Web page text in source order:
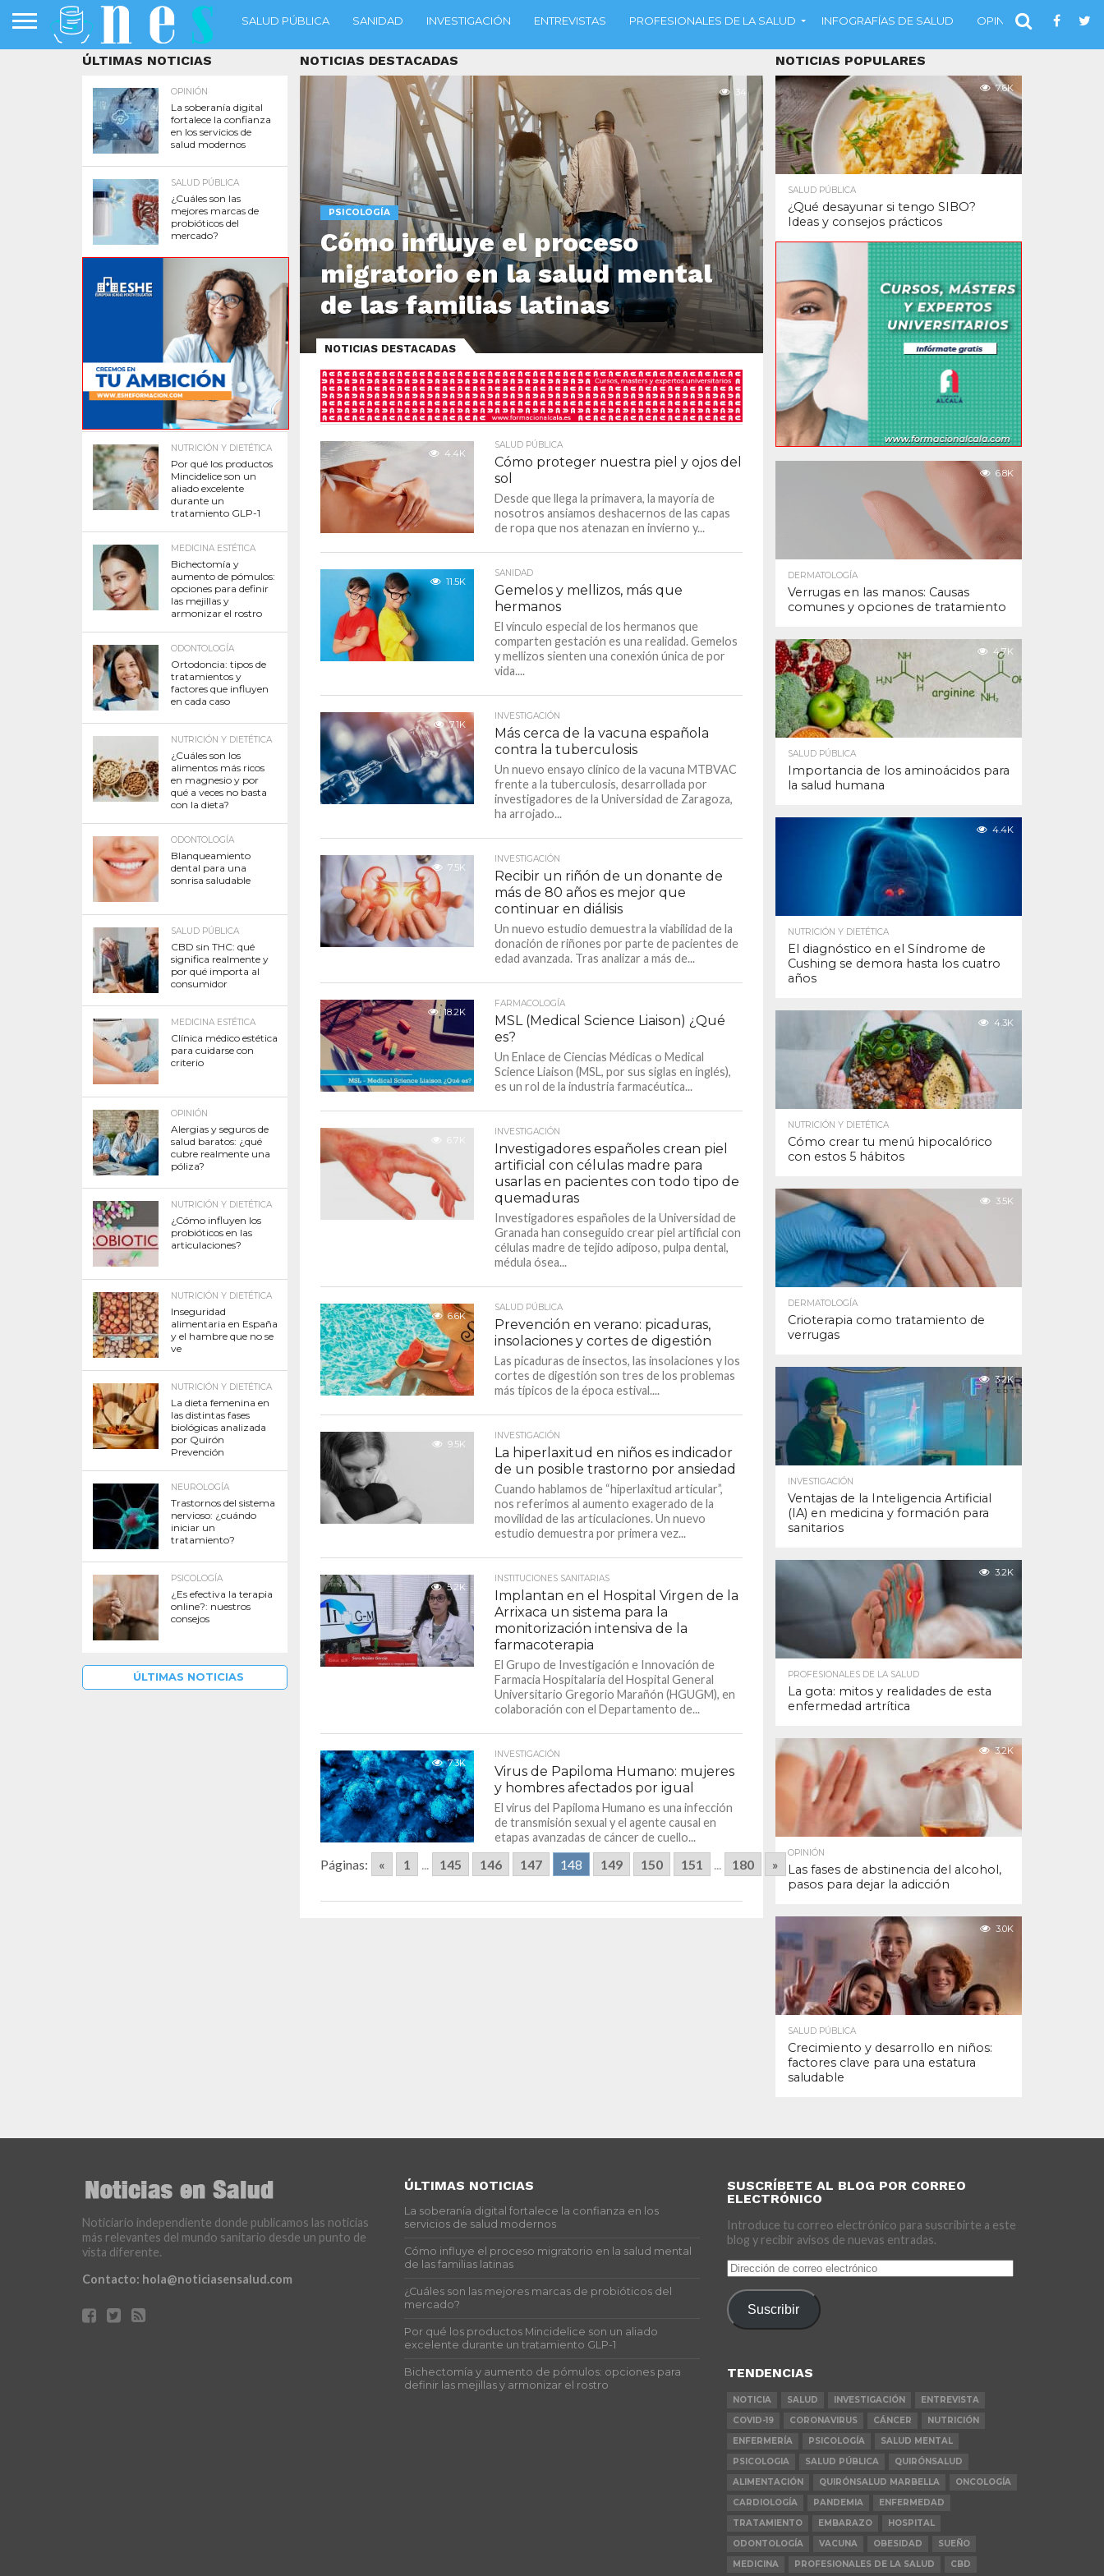
SALUD PÚBLICA SANIDAD INVESTIGACIÓN ENTREVISTAS PROFESIONALES DE LA SALUD INFOGRAFÍAS DE SALUD OPINIÓN
NOTICIAS DESTACADAS
PSICOLOGÍA
Cómo influye el proceso
migratorio en la salud mental
de las familias latinas
34
NOTICIAS DESTACADAS
4.4K
SALUD PÚBLICA
Cómo proteger nuestra piel y ojos del
sol
Desde que llega la primavera, la mayoría de
nosotros ansiamos deshacernos de las capas
de ropa que nos atenazan en invierno y...
11.5K
SANIDAD
Gemelos y mellizos, más que
hermanos
El vínculo especial de los hermanos que
comparten gestación es una realidad. Gemelos
y mellizos sienten una conexión única de por
vida....
7.1K
INVESTIGACIÓN
Más cerca de la vacuna española
contra la tuberculosis
Un nuevo ensayo clínico de la vacuna MTBVAC
frente a la tuberculosis, desarrollada por
investigadores de la Universidad de Zaragoza,
ha arrojado...
7.5K
INVESTIGACIÓN
Recibir un riñón de un donante de
más de 80 años es mejor que
continuar en diálisis
Un nuevo estudio demuestra la viabilidad de la
donación de riñones por parte de pacientes de
edad avanzada. Tras analizar a más de...
18.2K
FARMACOLOGÍA
MSL (Medical Science Liaison) ¿Qué
es?
Un Enlace de Ciencias Médicas o Medical
Science Liaison (MSL, por sus siglas en inglés),
es un rol de la industria farmacéutica...
6.7K
INVESTIGACIÓN
Investigadores españoles crean piel
artificial con células madre para
usarlas en pacientes con todo tipo de
quemaduras
Investigadores españoles de la Universidad de
Granada han conseguido crear piel artificial con
células madre de tejido adiposo, pulpa dental,
médula ósea...
6.6K
SALUD PÚBLICA
Prevención en verano: picaduras,
insolaciones y cortes de digestión
Las picaduras de insectos, las insolaciones y los
cortes de digestión son tres de los problemas
más típicos de la época estival....
9.5K
INVESTIGACIÓN
La hiperlaxitud en niños es indicador
de un posible trastorno por ansiedad
Cuando hablamos de “hiperlaxitud articular”,
nos referimos al aumento exagerado de la
movilidad de las articulaciones. Un nuevo
estudio demuestra por primera vez...
5.2K
INSTITUCIONES SANITARIAS
Implantan en el Hospital Virgen de la
Arrixaca un sistema para la
monitorización intensiva de la
farmacoterapia
El Grupo de Investigación e Innovación de
Farmacia Hospitalaria del Hospital General
Universitario Gregorio Marañón (HGUGM), en
colaboración con el Departamento de...
7.3K
INVESTIGACIÓN
Virus de Papiloma Humano: mujeres
y hombres afectados por igual
El virus del Papiloma Humano es una infección
de transmisión sexual y el agente causal en
etapas avanzadas de cáncer de cuello...
Páginas: « 1 ... 145 146 147 148 149 150 151 ... 180 »
ÚLTIMAS NOTICIAS
OPINIÓN
La soberanía digital
fortalece la confianza
en los servicios de
salud modernos
SALUD PÚBLICA
¿Cuáles son las
mejores marcas de
probióticos del
mercado?
NUTRICIÓN Y DIETÉTICA
Por qué los productos
Mincidelice son un
aliado excelente
durante un
tratamiento GLP-1
MEDICINA ESTÉTICA
Bichectomía y
aumento de pómulos:
opciones para definir
las mejillas y
armonizar el rostro
ODONTOLOGÍA
Ortodoncia: tipos de
tratamientos y
factores que influyen
en cada caso
NUTRICIÓN Y DIETÉTICA
¿Cuáles son los
alimentos más ricos
en magnesio y por
qué a veces no basta
con la dieta?
ODONTOLOGÍA
Blanqueamiento
dental para una
sonrisa saludable
SALUD PÚBLICA
CBD sin THC: qué
significa realmente y
por qué importa al
consumidor
MEDICINA ESTÉTICA
Clínica médico estética
para cuidarse con
criterio
OPINIÓN
Alergias y seguros de
salud baratos: ¿qué
cubre realmente una
póliza?
NUTRICIÓN Y DIETÉTICA
¿Cómo influyen los
probióticos en las
articulaciones?
NUTRICIÓN Y DIETÉTICA
Inseguridad
alimentaria en España
y el hambre que no se
ve
NUTRICIÓN Y DIETÉTICA
La dieta femenina en
las distintas fases
biológicas analizada
por Quirón
Prevención
NEUROLOGÍA
Trastornos del sistema
nervioso: ¿cuándo
iniciar un
tratamiento?
PSICOLOGÍA
¿Es efectiva la terapia
online?: nuestros
consejos
ÚLTIMAS NOTICIAS
NOTICIAS POPULARES
7.6K
SALUD PÚBLICA
¿Qué desayunar si tengo SIBO?
Ideas y consejos prácticos
6.8K
DERMATOLOGÍA
Verrugas en las manos: Causas
comunes y opciones de tratamiento
4.7K
SALUD PÚBLICA
Importancia de los aminoácidos para
la salud humana
4.4K
NUTRICIÓN Y DIETÉTICA
El diagnóstico en el Síndrome de
Cushing se demora hasta los cuatro
años
4.3K
NUTRICIÓN Y DIETÉTICA
Cómo crear tu menú hipocalórico
con estos 5 hábitos
3.5K
DERMATOLOGÍA
Crioterapia como tratamiento de
verrugas
3.2K
INVESTIGACIÓN
Ventajas de la Inteligencia Artificial
(IA) en medicina y formación para
sanitarios
3.2K
PROFESIONALES DE LA SALUD
La gota: mitos y realidades de esta
enfermedad artrítica
3.2K
OPINIÓN
Las fases de abstinencia del alcohol,
pasos para dejar la adicción
3.0K
SALUD PÚBLICA
Crecimiento y desarrollo en niños:
factores clave para una estatura
saludable
Noticiario independiente donde publicamos las noticias
más relevantes del mundo sanitario desde un punto de
vista diferente.
Contacto: hola@noticiasensalud.com
ÚLTIMAS NOTICIAS
La soberanía digital fortalece la confianza en los
servicios de salud modernos
Cómo influye el proceso migratorio en la salud mental
de las familias latinas
¿Cuáles son las mejores marcas de probióticos del
mercado?
Por qué los productos Mincidelice son un aliado
excelente durante un tratamiento GLP-1
Bichectomía y aumento de pómulos: opciones para
definir las mejillas y armonizar el rostro
SUSCRÍBETE AL BLOG POR CORREO
ELECTRÓNICO
Introduce tu correo electrónico para suscribirte a este
blog y recibir avisos de nuevas entradas.
Dirección
de
correo
electrónico
Suscribir
TENDENCIAS
NOTICIA SALUD INVESTIGACIÓN
ENTREVISTA
COVID-19
CORONAVIRUS CÁNCER
NUTRICIÓN
ENFERMERÍA
PSICOLOGÍA
SALUD MENTAL
PSICOLOGIA
SALUD PÚBLICA
QUIRÓNSALUD
ALIMENTACIÓN
QUIRÓNSALUD MARBELLA
ONCOLOGÍA
CARDIOLOGÍA
PANDEMIA
ENFERMEDAD
TRATAMIENTO
EMBARAZO
HOSPITAL
ODONTOLOGÍA
VACUNA OBESIDAD
SUEÑO
MEDICINA
PROFESIONALES DE LA SALUD CBD